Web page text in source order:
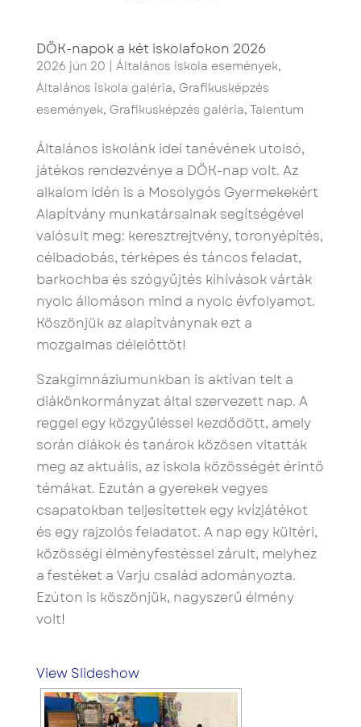
DÖK-napok a két iskolafokon 2026
2026 jún 20 Általános iskola események,
Általános iskola galéria, Grafikusképzés
események, Grafikusképzés galéria, Talentum
Általános iskolánk idei tanévének utolsó,
játékos rendezvénye a DÖK-nap volt. Az
alkalom idén is a Mosolygós Gyermekekért
Alapítvány munkatársainak segítségével
valósult meg: keresztrejtvény, toronyépítés,
célbadobás, térképes és táncos feladat,
barkochba és szógyűjtés kihívások várták
nyolc állomáson mind a nyolc évfolyamot.
Köszönjük az alapítványnak ezt a
mozgalmas délelőttöt!
Szakgimnáziumunkban is aktívan telt a
diákönkormányzat által szervezett nap. A
reggel egy közgyűléssel kezdődött, amely
során diákok és tanárok közösen vitatták
meg az aktuális, az iskola közösségét érintő
témákat. Ezután a gyerekek vegyes
csapatokban teljesítettek egy kvízjátékot
és egy rajzolós feladatot. A nap egy kültéri,
közösségi élményfestéssel zárult, melyhez
a festéket a Varju család adományozta.
Ezúton is köszönjük, nagyszerű élmény
volt!
View Slideshow